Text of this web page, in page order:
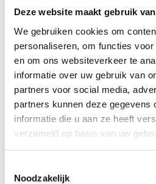
Deze website maakt gebruik
We gebruiken cookies om
personaliseren, om functies
en om ons websiteverkeer te
informatie over uw gebruik van
partners voor social media,
partners kunnen deze gegevens
informatie die u aan ze heeft
verzameld op basis van uw
Noodzakelijk